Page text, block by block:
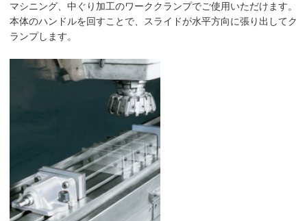
マシニング、中ぐり加工のワーククランプでご使用いただけます。
本体のハンドルを回すことで、スライドが水平方向に張り出してク
ランプします。